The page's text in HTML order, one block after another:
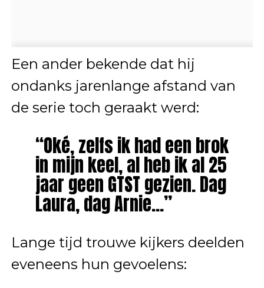
Een ander bekende dat hij
ondanks jarenlange afstand van
de serie toch geraakt werd:
“Oké, zelfs ik had een brok
in mijn keel, al heb ik al 25
jaar geen GTST gezien. Dag
Laura, dag Arnie…”
Lange tijd trouwe kijkers deelden
eveneens hun gevoelens: